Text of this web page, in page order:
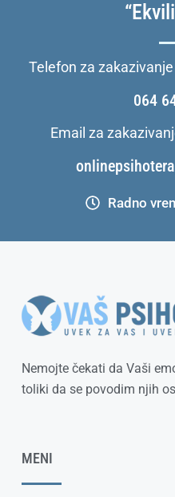
Telefon za
064
Email za
Radno
Nemojte čekati da Vaši
toliki da se povodim njih
MENI